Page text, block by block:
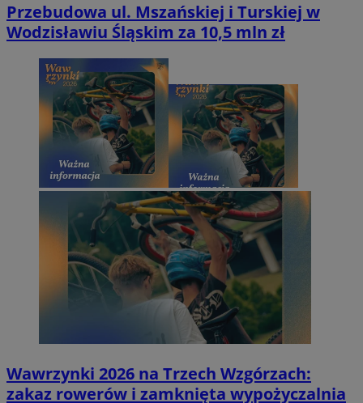
Przebudowa ul. Mszańskiej i Turskiej w
Wodzisławiu Śląskim za 10,5 mln zł
Wawrzynki 2026 na Trzech Wzgórzach:
zakaz rowerów i zamknięta wypożyczalnia